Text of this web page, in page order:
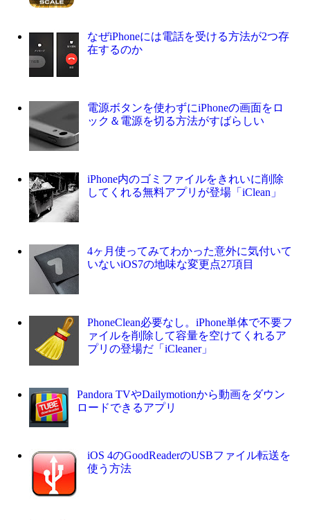
なぜiPhoneには電話を受ける方法が2つ存
在するのか
電源ボタンを使わずにiPhoneの画面をロ
ック＆電源を切る方法がすばらしい
iPhone内のゴミファイルをきれいに削除
してくれる無料アプリが登場「iClean」
4ヶ月使ってみてわかった意外に気付いて
いないiOS7の地味な変更点27項目
PhoneClean必要なし。iPhone単体で不要フ
ァイルを削除して容量を空けてくれるア
プリの登場だ「iCleaner」
Pandora TVやDailymotionから動画をダウン
ロードできるアプリ
iOS 4のGoodReaderのUSBファイル転送を
使う方法